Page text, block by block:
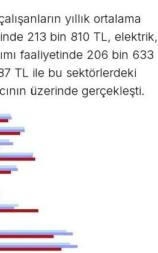
yıllık ortalama
213 bin 810 TL, elektrik,
faaliyetinde 206 bin 633
TL ile bu sektörlerdeki
üzerinde gerçekleşti.